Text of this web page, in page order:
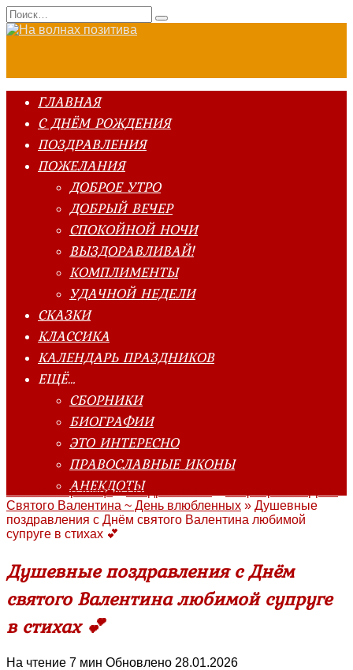
Перейти
к
Search
for:
ГЛАВНАЯ
С ДНЁМ РОЖДЕНИЯ
ПОЗДРАВЛЕНИЯ
ПОЖЕЛАНИЯ
ДОБРОЕ УТРО
ДОБРЫЙ ВЕЧЕР
СПОКОЙНОЙ НОЧИ
ВЫЗДОРАВЛИВАЙ!
КОМПЛИМЕНТЫ
УДАЧНОЙ НЕДЕЛИ
СКАЗКИ
КЛАССИКА
КАЛЕНДАРЬ ПРАЗДНИКОВ
ЕЩЁ…
СБОРНИКИ
БИОГРАФИИ
ЭТО ИНТЕРЕСНО
ПРАВОСЛАВНЫЕ ИКОНЫ
АНЕКДОТЫ
Главная страница»Поздравления
Святого Валентина ~ День влюбленных » Душевные
поздравления с Днём святого Валентина любимой
супруге в стихах 💕
Душевные поздравления с Днём
святого Валентина любимой супруге
в стихах 💕
На чтение 7 мин Обновлено 28.01.2026